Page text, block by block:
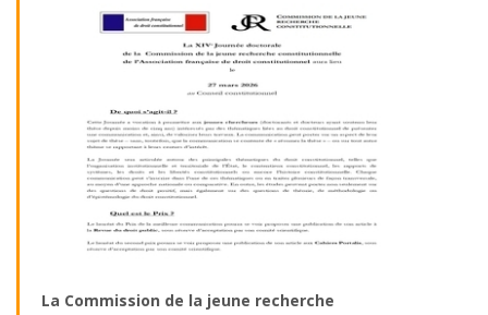
La Commission de la jeune recherche